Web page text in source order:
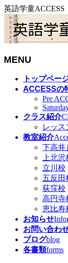
英語学童
MENU
トップペー
ACCESSの
Pre
クラス紹介
レッス
教室紹介
下高井
上北沢
立川校
五反田
荻窪校
高円寺
恵比寿
お知らせ
お問い合わ
ブログblog
各書類forms